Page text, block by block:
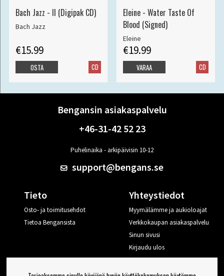
Bach Jazz - II (Digipak CD)
Bach Jazz
€15.99
CD
OSTA
Eleine - Water Taste Of
Blood (Signed)
Eleine
€19.99
CD
VARAA
Bengansin asiakaspalvelu
+46-31-42 52 23
Puhelinaika - arkipäivisin 10-12
support@bengans.se
Tieto
Osto- ja toimitusehdot
Tietoa Bengansista
Yhteystiedot
Myymälämme ja aukioloajat
Verkkokaupan asiakaspalvelu
Sinun sivusi
Kirjaudu ulos
Haluan vinkkejä Bengansilta